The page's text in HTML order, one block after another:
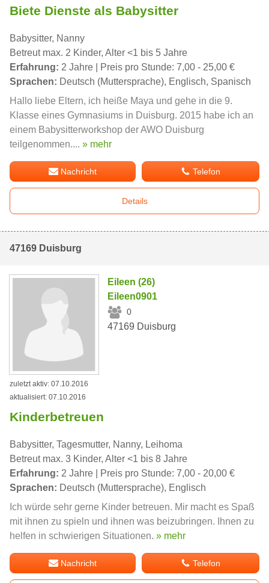
Biete Dienste als Babysitter
Babysitter, Nanny
Betreut max. 2 Kinder, Alter <1 bis 5 Jahre
Erfahrung: 2 Jahre | Preis pro Stunde: 7,00 - 25,00 €
Sprachen: Deutsch (Muttersprache), Englisch, Spanisch
Hallo liebe Eltern, ich heiße Maya und gehe in die 9.
Klasse eines Gymnasiums in Duisburg. 2015 habe ich an
einem Babysitterworkshop der AWO Duisburg
teilgenommen.... » mehr
Nachricht Telefon
Details
47169 Duisburg
Eileen (26)
Eileen0901
0
47169 Duisburg
zuletzt aktiv: 07.10.2016
aktualisiert: 07.10.2016
Kinderbetreuen
Babysitter, Tagesmutter, Nanny, Leihoma
Betreut max. 3 Kinder, Alter <1 bis 8 Jahre
Erfahrung: 2 Jahre | Preis pro Stunde: 7,00 - 20,00 €
Sprachen: Deutsch (Muttersprache), Englisch
Ich würde sehr gerne Kinder betreuen. Mir macht es Spaß
mit ihnen zu spieln und ihnen was beizubringen. Ihnen zu
helfen in schwierigen Situationen. » mehr
Nachricht Telefon